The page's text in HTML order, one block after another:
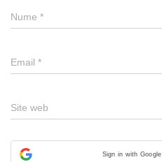
Nume *
Email *
Site web
Sign in with Google